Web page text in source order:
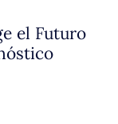
el Futuro